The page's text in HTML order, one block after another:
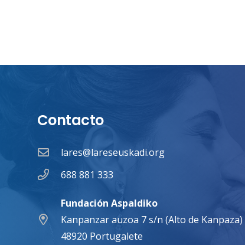
Contacto
lares@lareseuskadi.org
688 881 333
Fundación Aspaldiko
Kanpanzar auzoa 7 s/n (Alto de Kanpaza)
48920 Portugalete